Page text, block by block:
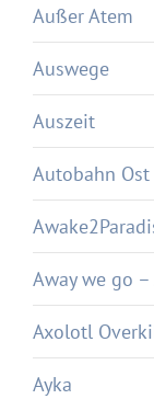
Außer Atem
Auswege
Auszeit
Autobahn Ost
Away we go
Axolotl
Ayka